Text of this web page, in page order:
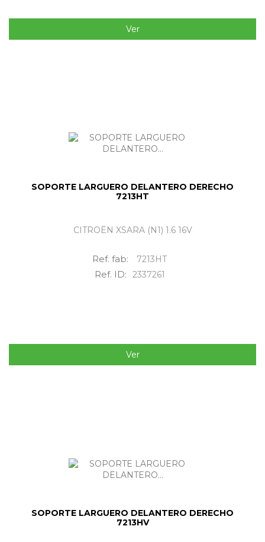
Ver
SOPORTE LARGUERO DELANTERO DERECHO
7213HT
CITROËN XSARA (N1) 1.6 16V
Ref. fab: 7213HT
Ref. ID: 2337261
Ver
SOPORTE LARGUERO DELANTERO DERECHO
7213HV